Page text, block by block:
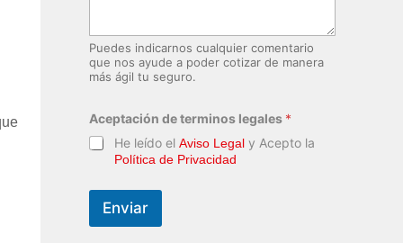
Puedes indicarnos cualquier comentario
que nos ayude a poder cotizar de manera
más ágil tu seguro.
N
o
m
e
e
Aceptación de terminos legales *
He leído elAviso Legal y Acepto la
Política de Privacidad
Enviar